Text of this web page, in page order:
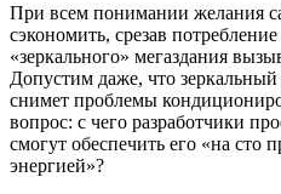
При всем понимании желания
сэкономить, срезав
«зеркального» мегаздания
Допустим даже, что
снимет проблемы
вопрос: с чего разработчики
смогут обеспечить его «на сто
энергией»?